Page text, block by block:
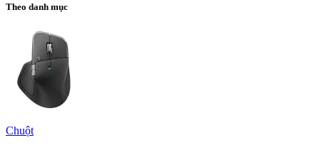
Theo danh mục
Chuột